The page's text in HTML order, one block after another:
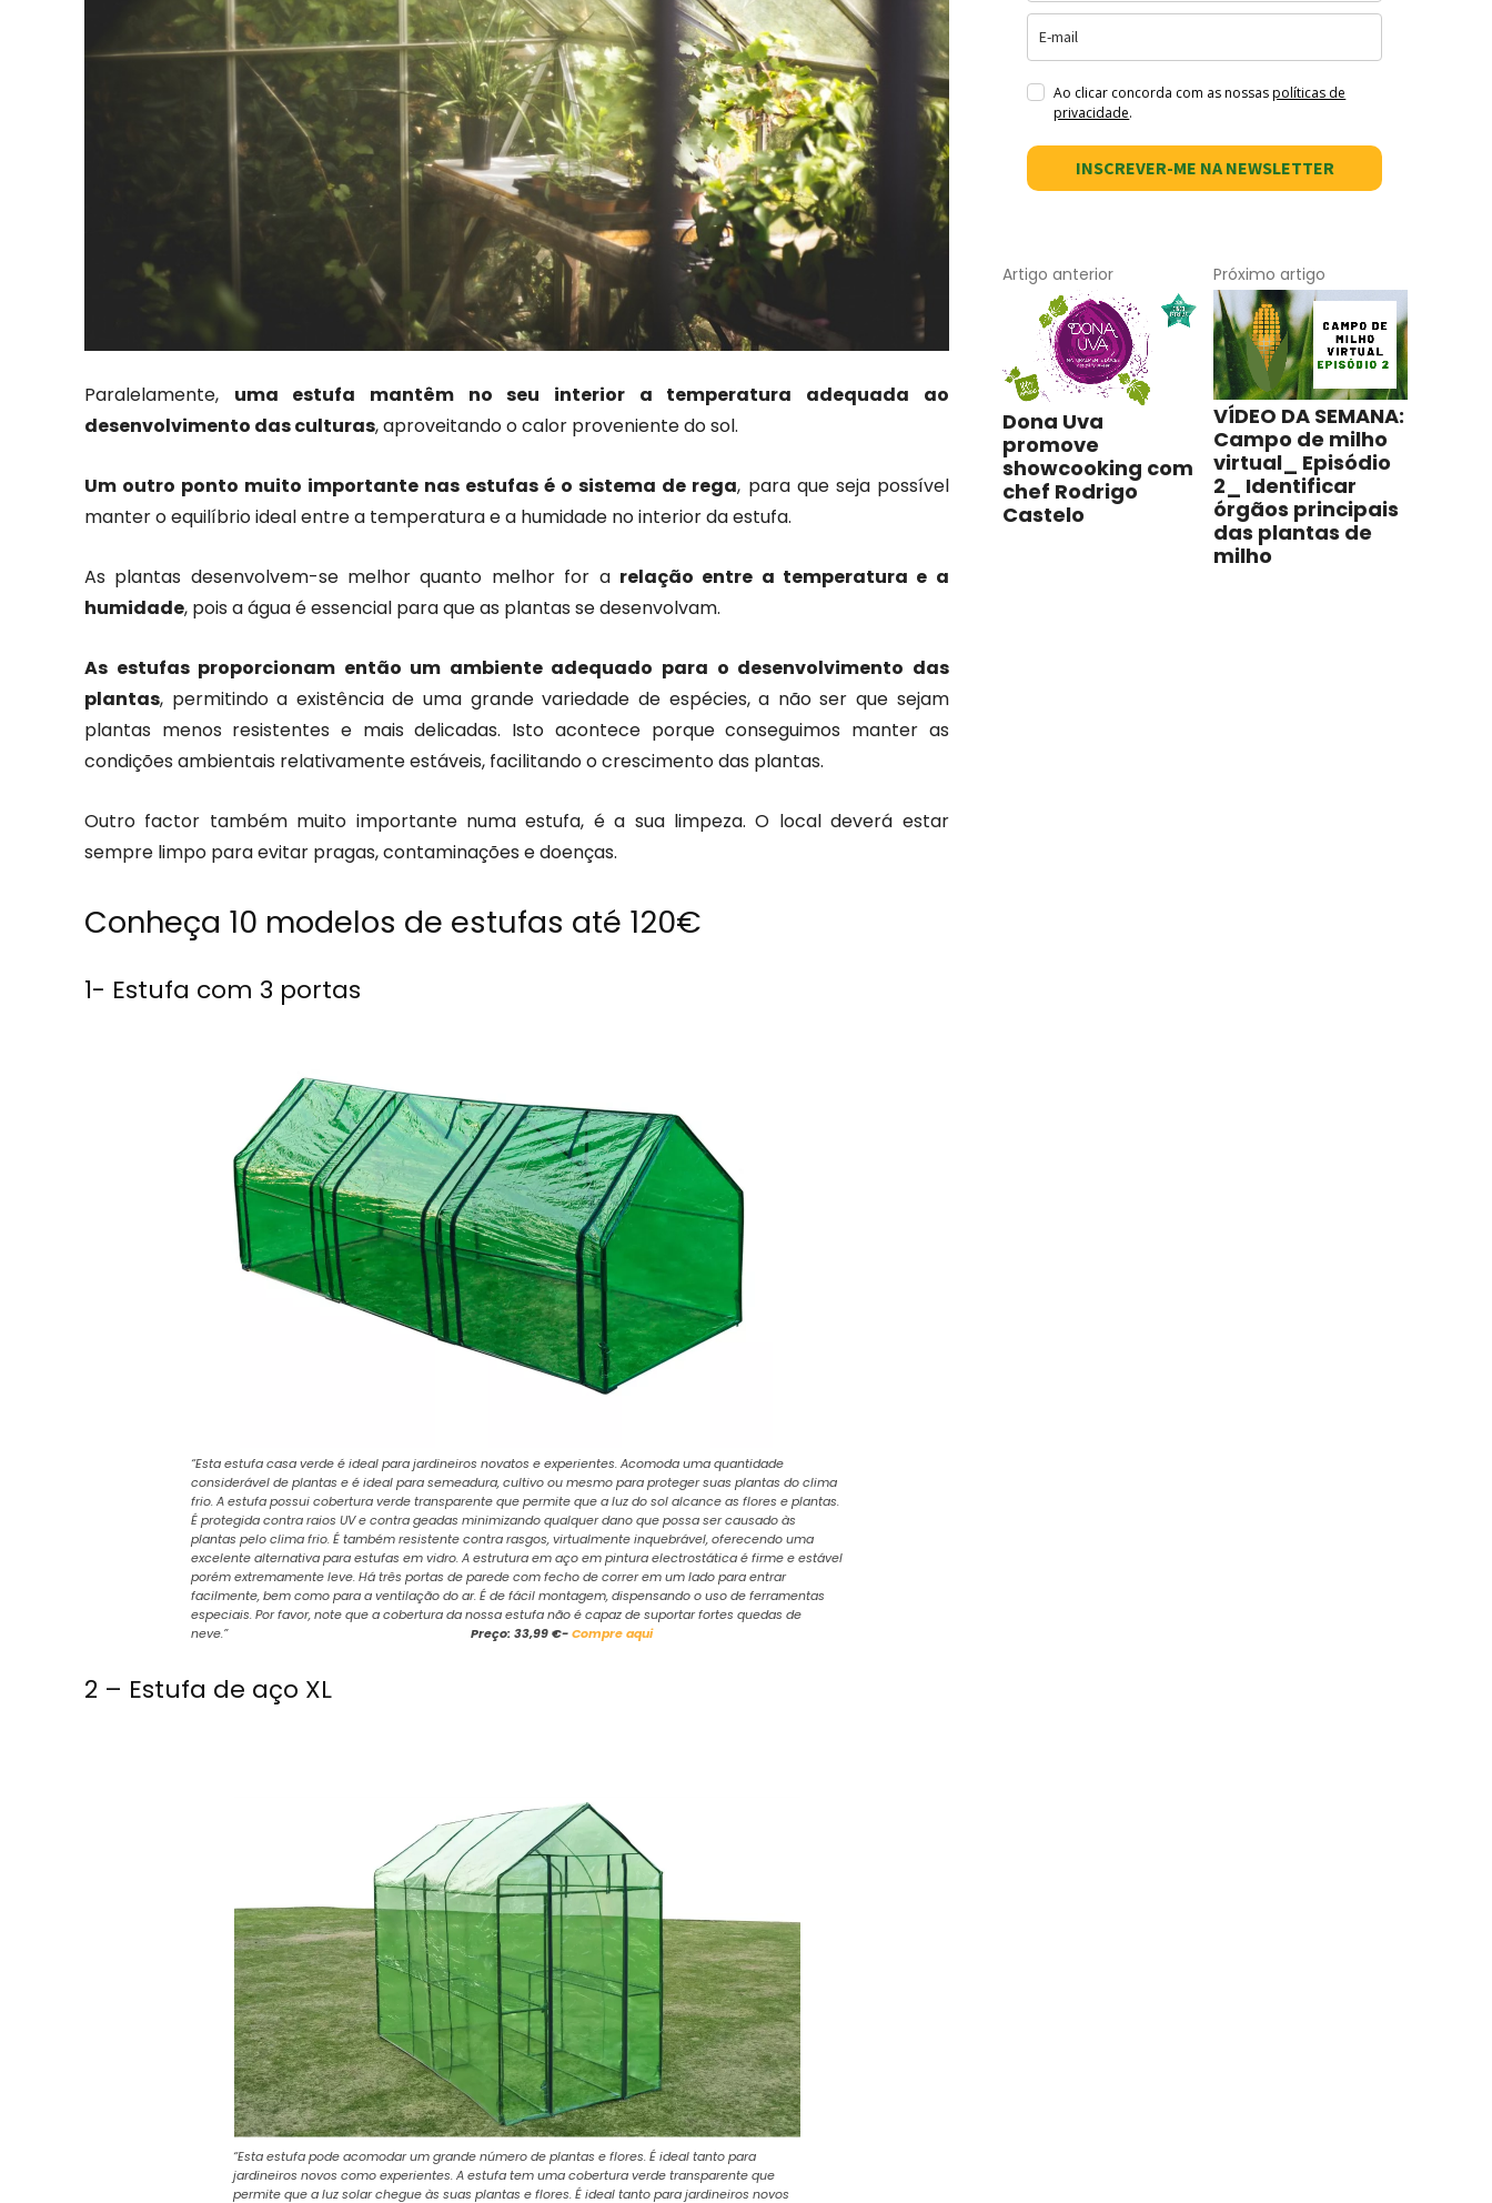
Paralelamente, uma estufa mantêm no seu interior a temperatura adequada ao
desenvolvimento das culturas, aproveitando o calor proveniente do sol.
Um outro ponto muito importante nas estufas é o sistema de rega, para que seja possível
manter o equilíbrio ideal entre a temperatura e a humidade no interior da estufa.
As plantas desenvolvem-se melhor quanto melhor for a relação entre a temperatura e a
humidade, pois a água é essencial para que as plantas se desenvolvam.
As estufas proporcionam então um ambiente adequado para o desenvolvimento das
plantas, permitindo a existência de uma grande variedade de espécies, a não ser que sejam
plantas menos resistentes e mais delicadas. Isto acontece porque conseguimos manter as
condições ambientais relativamente estáveis, facilitando o crescimento das plantas.
Outro factor também muito importante numa estufa, é a sua limpeza. O local deverá estar
sempre limpo para evitar pragas, contaminações e doenças.
Conheça 10 modelos de estufas até 120€
1- Estufa com 3 portas
“Esta estufa casa verde é ideal para jardineiros novatos e experientes. Acomoda uma quantidade
considerável de plantas e é ideal para semeadura, cultivo ou mesmo para proteger suas plantas do clima
frio. A estufa possui cobertura verde transparente que permite que a luz do sol alcance as flores e plantas.
É protegida contra raios UV e contra geadas minimizando qualquer dano que possa ser causado às
plantas pelo clima frio. É também resistente contra rasgos, virtualmente inquebrável, oferecendo uma
excelente alternativa para estufas em vidro. A estrutura em aço em pintura electrostática é firme e estável
porém extremamente leve. Há três portas de parede com fecho de correr em um lado para entrar
facilmente, bem como para a ventilação do ar. É de fácil montagem, dispensando o uso de ferramentas
especiais. Por favor, note que a cobertura da nossa estufa não é capaz de suportar fortes quedas de
neve.”
Preço: 33,99 €-Compre aqui
2 – Estufa de aço XL
“Esta estufa pode acomodar um grande número de plantas e flores. É ideal tanto para
jardineiros novos como experientes. A estufa tem uma cobertura verde transparente que
permite que a luz solar chegue às suas plantas e flores. É ideal tanto para jardineiros novos
Ao clicar concorda com as nossaspolíticas de
privacidade.
INSCREVER-ME NA NEWSLETTER
Artigo anterior
Dona Uva
promove
showcooking com
chef Rodrigo
Castelo
Próximo artigo
VÍDEO DA SEMANA:
Campo de milho
virtual_ Episódio
2_ Identificar
órgãos principais
das plantas de
milho